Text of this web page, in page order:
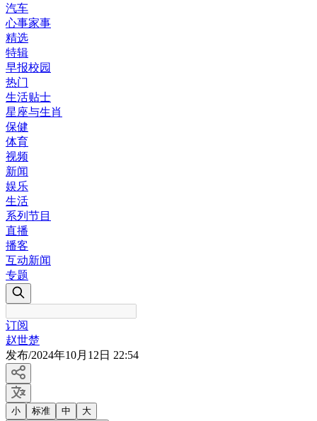
汽车
心事家事
精选
特辑
早报校园
热门
生活贴士
星座与生肖
保健
体育
视频
新闻
娱乐
生活
系列节目
直播
播客
互动新闻
专题
订阅
赵世楚
发布/2024年10月12日 22:54
小 标准 中 大